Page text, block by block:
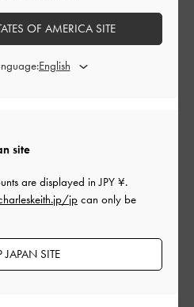
いで、どんなコーデにも合うの
りもないのでMAXまだ詰められ
すごい便利で、二重にすれば短
肩掛けもできるし、それがチェ
えられるので本当に便利です(伝
site
are displayed inJPY ¥.
jpcan only be
JAPAN SITE
OF AMERICA SITE